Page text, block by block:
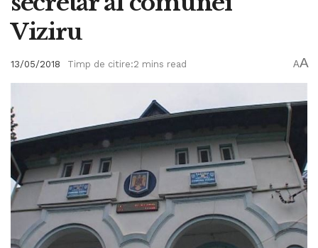
Viziru
13/05/2018 Timp de citire:2 mins read AA